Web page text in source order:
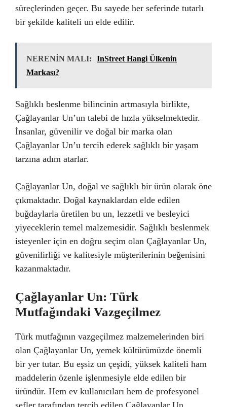
süreçlerinden geçer. Bu sayede her seferinde tutarlı
bir şekilde kaliteli un elde edilir.
NERENİN MALI:
InStreet Hangi Ülkenin
Markası?
Sağlıklı beslenme bilincinin artmasıyla birlikte,
Çağlayanlar Un’un talebi de hızla yükselmektedir.
İnsanlar, güvenilir ve doğal bir marka olan
Çağlayanlar Un’u tercih ederek sağlıklı bir yaşam
tarzına adım atarlar.
Çağlayanlar Un, doğal ve sağlıklı bir ürün olarak öne
çıkmaktadır. Doğal kaynaklardan elde edilen
buğdaylarla üretilen bu un, lezzetli ve besleyici
yiyeceklerin temel malzemesidir. Sağlıklı beslenmek
isteyenler için en doğru seçim olan Çağlayanlar Un,
güvenilirliği ve kalitesiyle müşterilerinin beğenisini
kazanmaktadır.
Çağlayanlar Un: Türk
Mutfağındaki Vazgeçilmez
Türk mutfağının vazgeçilmez malzemelerinden biri
olan Çağlayanlar Un, yemek kültürümüzde önemli
bir yer tutar. Bu eşsiz un çeşidi, yüksek kaliteli ham
maddelerin özenle işlenmesiyle elde edilen bir
üründür. Hem ev kullanıcıları hem de profesyonel
şefler tarafından tercih edilen Çağlayanlar Un,